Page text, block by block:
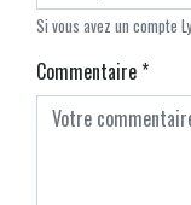
Si vous avez un compte
Commentaire*